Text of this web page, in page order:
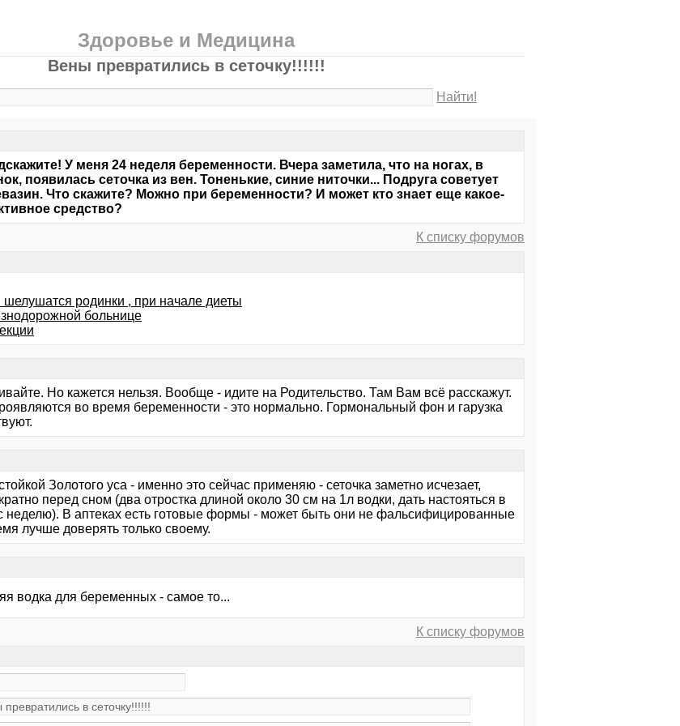
Здоровье и Медицина
Вены превратились в сеточку!!!!!!
Найти!
У меня 24 неделя беременности. Вчера заметила, что на ногах, в
появилась сеточка из вен. Тоненькие, синие ниточки... Подруга советует
Что скажите? Можно при беременности? И может кто знает еще какое-
средство?
К списку форумов
шелушатся родинки , при начале диеты
больнице
Но кажется нельзя. Вообще - идите на Родительство. Там Вам всё расскажут.
во время беременности - это нормально. Гормональный фон и гарузка
Золотого уса - именно это сейчас применяю - сеточка заметно исчезает,
перед сном (два отростка длиной около 30 см на 1л водки, дать настояться в
неделю). В аптеках есть готовые формы - может быть они не фальсифицированные
лучше доверять только своему.
водка для беременных - самое то...
К списку форумов